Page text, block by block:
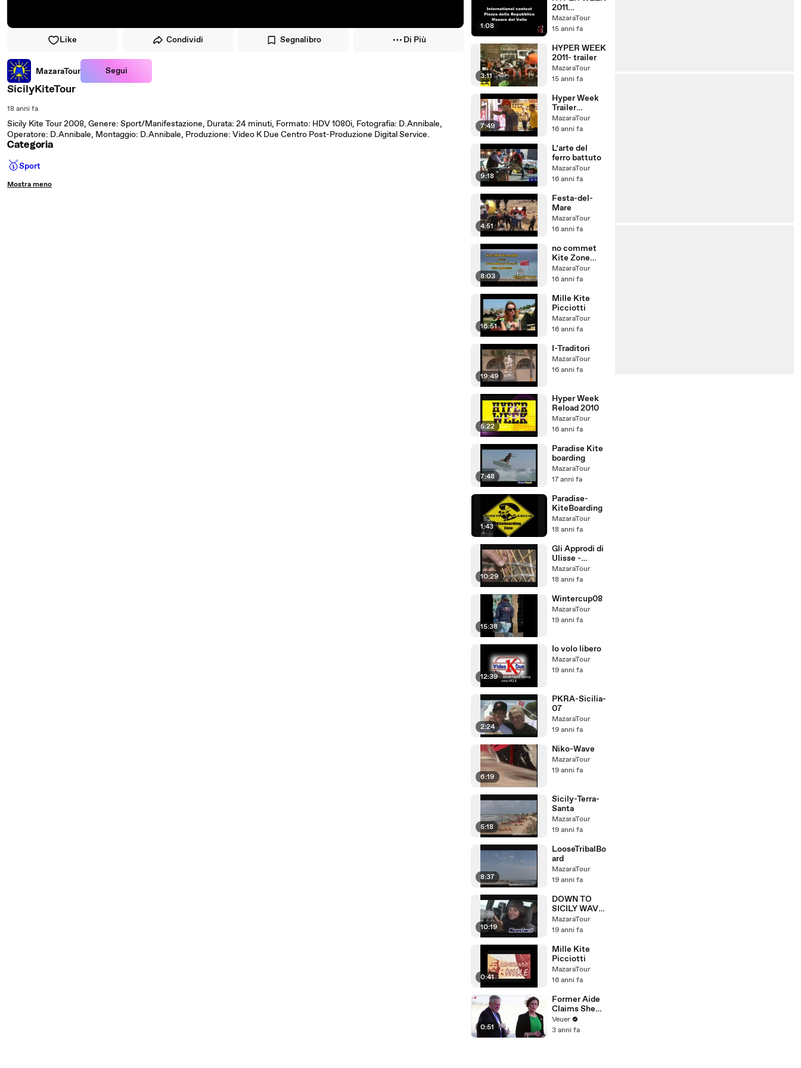
Like Condividi Segnalibro Di Più
MazaraTour Segui
SicilyKiteTour
18 anni fa
Sicily Kite Tour 2008, Genere: Sport/Manifestazione, Durata: 24 minuti, Formato: HDV 1080i, Fotografia: D.Annibale,
Operatore: D.Annibale, Montaggio: D.Annibale, Produzione: Video K Due Centro Post-Produzione Digital Service.
Categoria
🥇Sport
Mostra meno
1:08
2011
International
contest
MazaraTour
15 anni fa
3:11
HYPER WEEK
2011- trailer
MazaraTour
15 anni fa
7:49
Hyper Week
Trailer
2010/2011
MazaraTour
16 anni fa
9:18
L’arte del
ferro battuto
MazaraTour
16 anni fa
4:51
Festa-del-
Mare
MazaraTour
16 anni fa
8:03
no commet
Kite Zone
ParadiseBeac
h
MazaraTour
16 anni fa
16:51
Mille Kite
Picciotti
MazaraTour
16 anni fa
19:49
I-Traditori
MazaraTour
16 anni fa
5:22
Hyper Week
Reload 2010
MazaraTour
16 anni fa
7:48
Paradise Kite
boarding
MazaraTour
17 anni fa
1:43
Paradise-
KiteBoarding
MazaraTour
18 anni fa
10:29
Gli Approdi di
Ulisse -
Mazara del
Vallo
MazaraTour
18 anni fa
15:38
Wintercup08
MazaraTour
19 anni fa
12:39
Io volo libero
MazaraTour
19 anni fa
2:24
PKRA-Sicilia-
07
MazaraTour
19 anni fa
6:19
Niko-Wave
MazaraTour
19 anni fa
5:18
Sicily-Terra-
Santa
MazaraTour
19 anni fa
8:37
LooseTribalBo
ard
MazaraTour
19 anni fa
10:19
DOWN TO
SICILY WAVE
STYLE
MazaraTour
19 anni fa
0:41
Mille Kite
Picciotti
MazaraTour
16 anni fa
0:51
Former Aide
Claims She
Was Asked to
Make a ‘Hit
Veuer
3 anni fa